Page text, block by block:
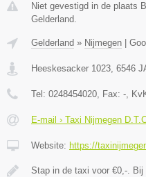
Niet gevestigd in de plaats
Gelderland.
Gelderland » Nijmegen
Heeskesacker 1023, 6546
Tel: 0248454020, Fax: -,
E-mail › Taxi Nijmegen
Website: https://
Stap in de taxi voor €0,-.